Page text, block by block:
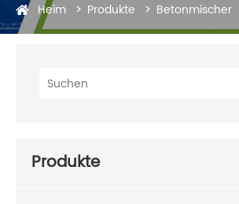
Heim Produkte Betonmischer
Produkte